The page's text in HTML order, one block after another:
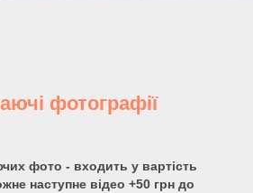
фотографії
фото - входить у вартість
наступне відео +50 грн до